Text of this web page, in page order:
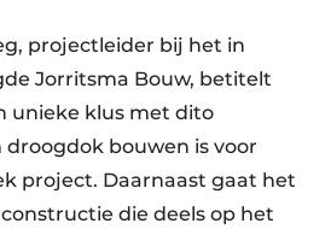
projectleider bij het in
Jorritsma Bouw, betitelt
unieke klus met dito
droogdok bouwen is voor
project. Daarnaast gaat het
die deels op het